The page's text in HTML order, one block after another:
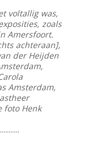
voltallig was,
zoals
Amersfoort.
achteraan],
der Heijden
Amsterdam,
foto Henk